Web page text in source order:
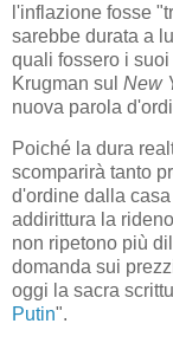
l'inflazione fosse
sarebbe durata a
quali fossero i
Krugman sul New
nuova parola
Poiché la dura
scomparirà tanto
d'ordine dalla
addirittura la
non ripetono più
domanda sui
oggi la sacra
Putin".